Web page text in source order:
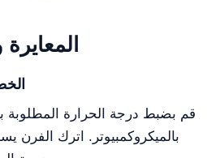
الخطوة 5:
قم بضبط درجة الحرارة المطلوبة
بالميكروكمبيوتر. اترك الفرن